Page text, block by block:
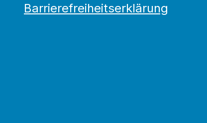
Barrierefreiheitserklärung